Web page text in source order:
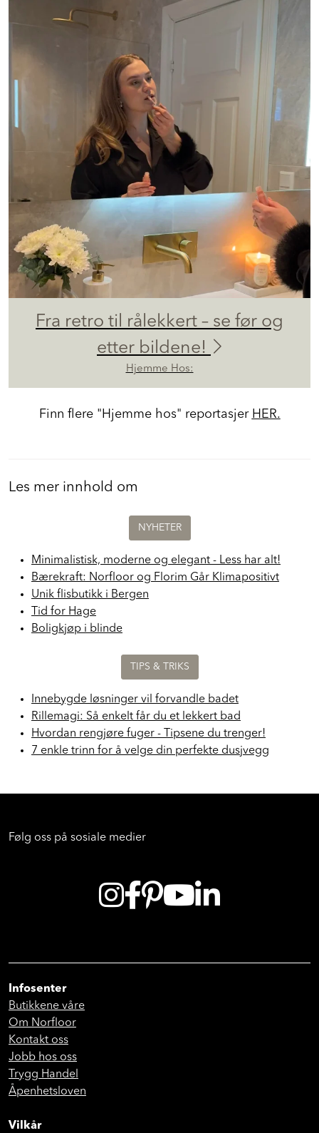
Fra retro til rålekkert – se før og
etter bildene!
Hjemme Hos:
Finn flere "Hjemme hos" reportasjer HER.
Les mer innhold om
NYHETER
Minimalistisk, moderne og elegant - Less har alt!
Bærekraft: Norfloor og Florim Går Klimapositivt
Unik flisbutikk i Bergen
Tid for Hage
Boligkjøp i blinde
TIPS & TRIKS
Innebygde løsninger vil forvandle badet
Rillemagi: Så enkelt får du et lekkert bad
Hvordan rengjøre fuger - Tipsene du trenger!
7 enkle trinn for å velge din perfekte dusjvegg
Følg oss på sosiale medier
Infosenter
Butikkene våre
Om Norfloor
Kontakt oss
Jobb hos oss
Trygg Handel
Åpenhetsloven
Vilkår